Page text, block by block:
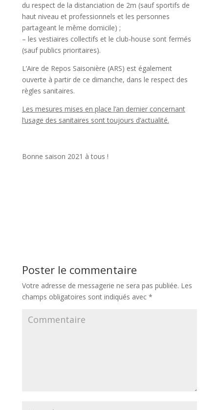
du respect de la distanciation de 2m (sauf sportifs de
haut niveau et professionnels et les personnes
partageant le même domicile) ;
– les vestiaires collectifs et le club-house sont fermés
(sauf publics prioritaires).
L’Aire de Repos Saisonière (ARS) est également
ouverte à partir de ce dimanche, dans le respect des
règles sanitaires.
Les mesures mises en place l’an dernier concernant
l’usage des sanitaires sont toujours d’actualité.
Bonne saison 2021 à tous !
Poster le commentaire
Votre adresse de messagerie ne sera pas publiée. Les
champs obligatoires sont indiqués avec *